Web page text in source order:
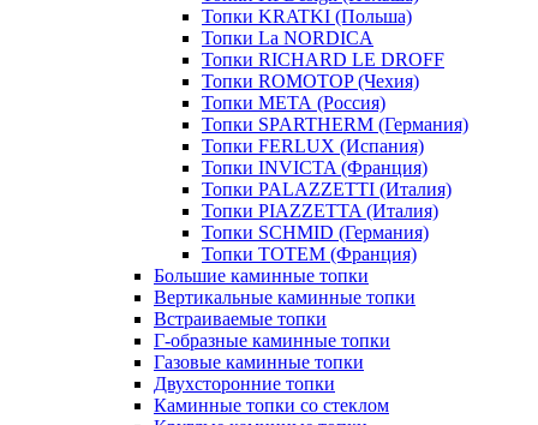
Топки KRATKI (Польша)
Топки La NORDICA
Топки RICHARD LE DROFF
Топки ROMOTOP (Чехия)
Топки МЕТА (Россия)
Топки SPARTHERM (Германия)
Топки FERLUX (Испания)
Топки INVICTA (Франция)
Топки PALAZZETTI (Италия)
Топки PIAZZETTA (Италия)
Топки SCHMID (Германия)
Топки TOTEM (Франция)
Большие каминные топки
Вертикальные каминные топки
Встраиваемые топки
Г-образные каминные топки
Газовые каминные топки
Двухсторонние топки
Каминные топки со стеклом